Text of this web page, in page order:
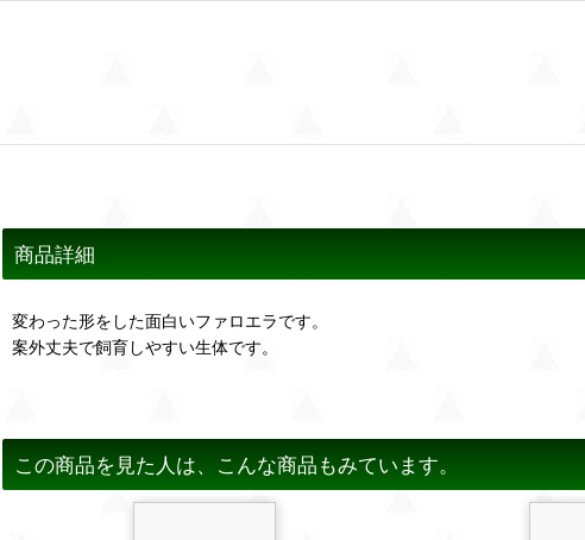
商品詳細
変わった形をした面白いファロエラです。
案外丈夫で飼育しやすい生体です。
この商品を見た人は、こんな商品もみています。